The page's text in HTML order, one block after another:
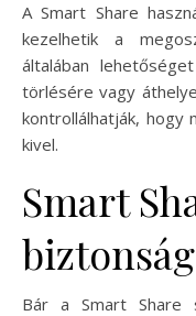
A Smart Share
kezelhetik a
általában
törlésére vagy
kontrollálhatják, hogy
kivel.
Smart
Bár a Smart Share